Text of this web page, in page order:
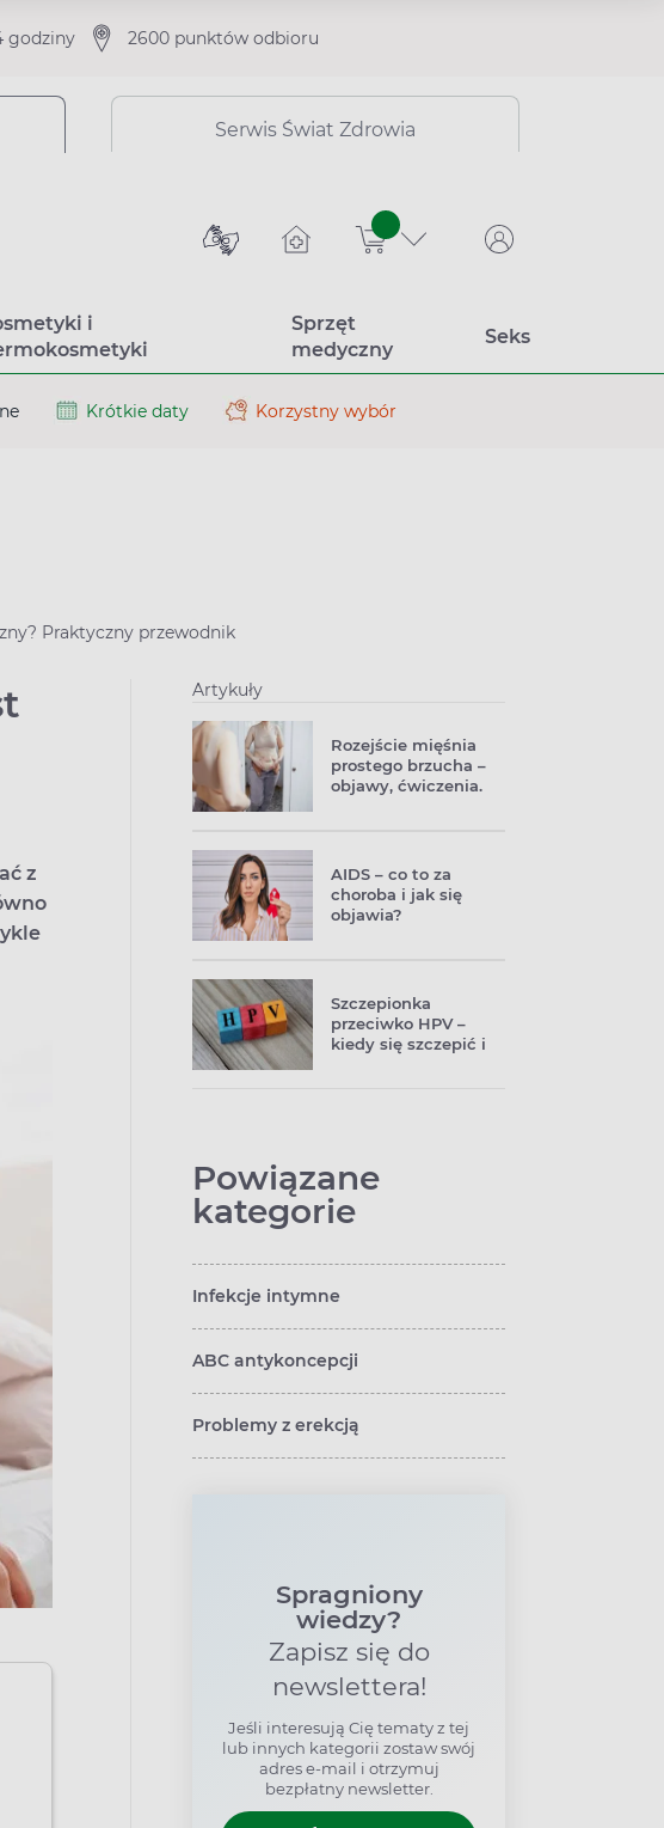
godziny 2600 punktów odbioru
Serwis Świat Zdrowia
sztuk
i
Sprzęt
medyczny
Seks
Krótkie daty Korzystny wybór
Praktyczny przewodnik
z
Artykuły
Rozejście mięśnia
prostego brzucha –
objawy, ćwiczenia.
AIDS – co to za
choroba i jak się
objawia?
Szczepionka
przeciwko HPV –
kiedy się szczepić i
Powiązane
kategorie
Infekcje intymne
ABC antykoncepcji
Problemy z erekcją
Spragniony
wiedzy?
Zapisz się do
newslettera!
Jeśli interesują Cię tematy z tej
lub innych kategorii zostaw swój
adres e-mail i otrzymuj
bezpłatny newsletter.